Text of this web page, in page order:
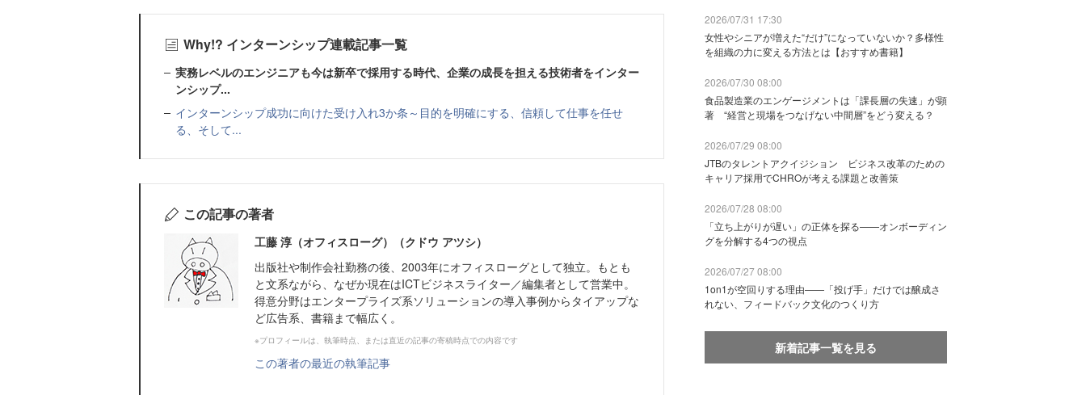
Why!? インターンシップ連載記事一覧
実務レベルのエンジニアも今は新卒で採用する時代、企業の成長を担える技術者をインター
ンシップ...
インターンシップ成功に向けた受け入れ3か条～目的を明確にする、信頼して仕事を任せ
る、そして...
この記事の著者
工藤 淳（オフィスローグ）（クドウ アツシ）
出版社や制作会社勤務の後、2003年にオフィスローグとして独立。もとも
と文系ながら、なぜか現在はICTビジネスライター／編集者として営業中。
得意分野はエンタープライズ系ソリューションの導入事例からタイアップな
ど広告系、書籍まで幅広く。
※プロフィールは、執筆時点、または直近の記事の寄稿時点での内容です
この著者の最近の執筆記事
2026/07/31 17:30
女性やシニアが増えた“だけ”になっていないか？多様性
を組織の力に変える方法とは【おすすめ書籍】
2026/07/30 08:00
食品製造業のエンゲージメントは「課長層の失速」が顕
著 “経営と現場をつなげない中間層”をどう変える？
2026/07/29 08:00
JTBのタレントアクイジション ビジネス改革のための
キャリア採用でCHROが考える課題と改善策
2026/07/28 08:00
「立ち上がりが遅い」の正体を探る——オンボーディン
グを分解する4つの視点
2026/07/27 08:00
1on1が空回りする理由——「投げ手」だけでは醸成さ
れない、フィードバック文化のつくり方
新着記事一覧を見る